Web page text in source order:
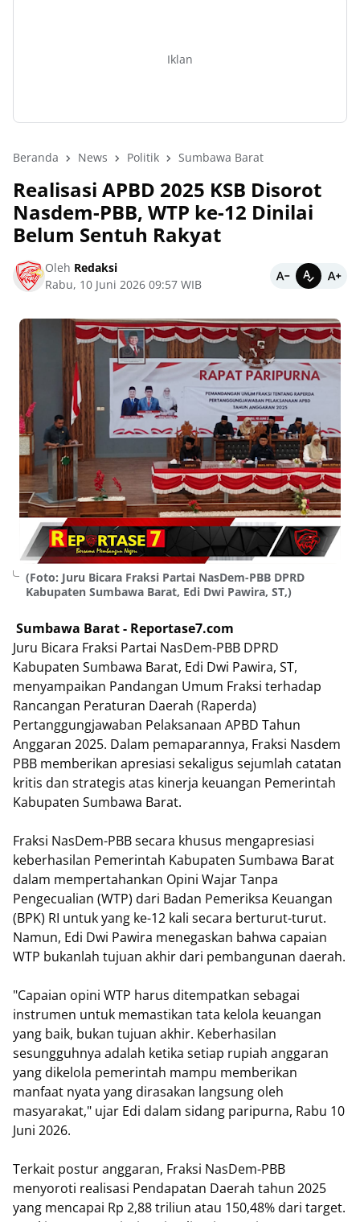
Iklan
Beranda News Politik Sumbawa Barat
Realisasi APBD 2025 KSB Disorot
Nasdem-PBB, WTP ke-12 Dinilai
Belum Sentuh Rakyat
Oleh Redaksi
Rabu, 10 Juni 2026 09:57 WIB
(Foto: Juru Bicara Fraksi Partai NasDem-PBB DPRD
Kabupaten Sumbawa Barat, Edi Dwi Pawira, ST,)
Sumbawa Barat - Reportase7.com
Juru Bicara Fraksi Partai NasDem-PBB DPRD
Kabupaten Sumbawa Barat, Edi Dwi Pawira, ST,
menyampaikan Pandangan Umum Fraksi terhadap
Rancangan Peraturan Daerah (Raperda)
Pertanggungjawaban Pelaksanaan APBD Tahun
Anggaran 2025. Dalam pemaparannya, Fraksi Nasdem
PBB memberikan apresiasi sekaligus sejumlah catatan
kritis dan strategis atas kinerja keuangan Pemerintah
Kabupaten Sumbawa Barat.
​Fraksi NasDem-PBB secara khusus mengapresiasi
keberhasilan Pemerintah Kabupaten Sumbawa Barat
dalam mempertahankan Opini Wajar Tanpa
Pengecualian (WTP) dari Badan Pemeriksa Keuangan
(BPK) RI untuk yang ke-12 kali secara berturut-turut.
Namun, Edi Dwi Pawira menegaskan bahwa capaian
WTP bukanlah tujuan akhir dari pembangunan daerah.
​"Capaian opini WTP harus ditempatkan sebagai
instrumen untuk memastikan tata kelola keuangan
yang baik, bukan tujuan akhir. Keberhasilan
sesungguhnya adalah ketika setiap rupiah anggaran
yang dikelola pemerintah mampu memberikan
manfaat nyata yang dirasakan langsung oleh
masyarakat," ujar Edi dalam sidang paripurna, Rabu 10
Juni 2026.
​Terkait postur anggaran, Fraksi NasDem-PBB
menyoroti realisasi Pendapatan Daerah tahun 2025
yang mencapai Rp 2,88 triliun atau 150,48% dari target.